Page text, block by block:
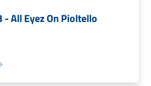
- All Eyez On Pioltello